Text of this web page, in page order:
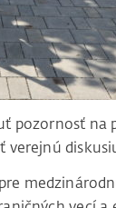
pozornosť na